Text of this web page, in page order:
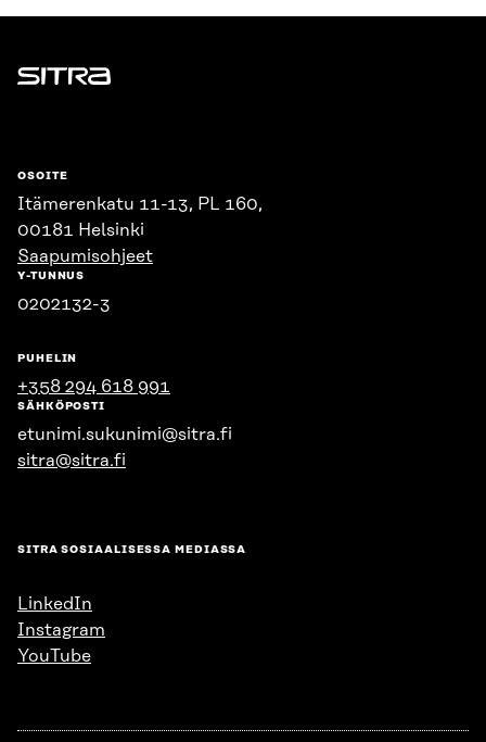
Sitra
OSOITE
Itämerenkatu 11-13, PL 160,
00181 Helsinki
Saapumisohjeet
Y-TUNNUS
0202132-3
PUHELIN
+358 294 618 991
SÄHKÖPOSTI
etunimi.sukunimi@sitra.fi
sitra@sitra.fi
SITRA SOSIAALISESSA MEDIASSA
LinkedIn
Instagram
YouTube